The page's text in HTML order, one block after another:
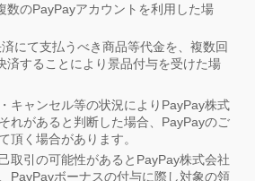
数のPayPayアカウントを利用した場
にて支払うべき商品等代金を、複数回
済することにより景品付与を受けた場
キャンセル等の状況によりPayPay株式
れがあると判断した場合、PayPayのご
頂く場合があります。
取引の可能性があるとPayPay株式会社
PayPayボーナスの付与に際し対象の領